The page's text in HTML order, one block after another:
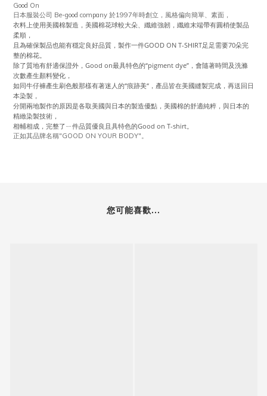
Good On
日本服裝公司 Be-good company 於1997年時創立， 風格偏向簡單、素面，
衣料上使用美國棉製造，美國棉花球較大朵、纖維強韌，纖維末端帶有圓梢使製品
柔順，
且為確保製品也能有穩定良好品質，製作一件GOOD ON T-SHIRT足足需要70朵完
整的棉花。
除了質地有舒適保證外，Good on最具特色的“pigment dye”，會隨著時間及洗滌
次數產生顏料變化，
如同牛仔褲產生刷色般那樣有著迷人的“痕跡美“，產品皆在美國縫製完成，再送回日
本染製，
分開兩地製作的原因是各取美國與日本的製造優點，美國棉的舒適純粹，與日本的
精緻染製技術，
相輔相成，完整了ㄧ件品質優良且具特色的Good on T-shirt。
正如其品牌名稱"GOOD ON YOUR BODY"。
您可能喜歡...